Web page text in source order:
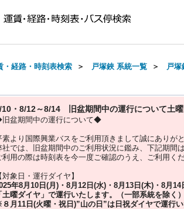
・経路・時刻表検索 ＞ 戸塚鋏 系統一覧 ＞ 戸塚
10・8/12～8/14 旧盆期間中の運行について土
盆期間中の運行について◆
素より国際興業バスをご利用頂きまして誠にありが
社では、旧盆期間中のご利用状況に鑑み、下記期間
利用の際は時刻表を今一度ご確認のうえ、ご利用く
対象日・運行ダイヤ】
年8月10日(月)・8月12日(水)・8月13日(木)・8月14
土曜ダイヤ」 で運行いたします。（一部系統を除く）
月11日(火曜・祝日)”山の日 ”は 日祝ダイヤで運行い